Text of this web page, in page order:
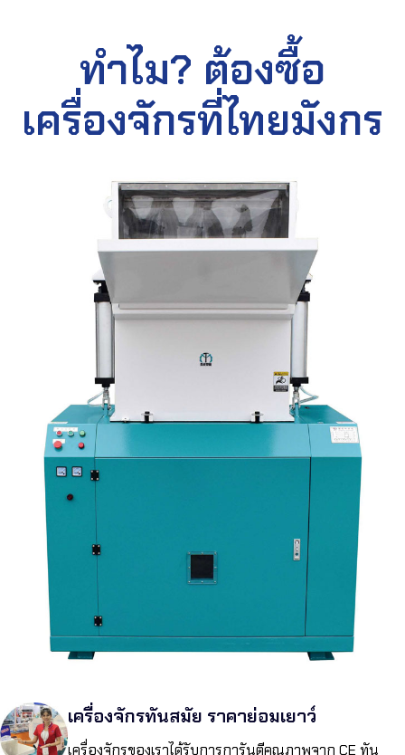
ทำไม? ต้องซื้อ
เครื่องจักรที่ไทยมังกร
เครื่องจักรทันสมัย ราคาย่อมเยาว์
เครื่องจักรของเราได้รับการการันตีคุณภาพจาก CE ทัน